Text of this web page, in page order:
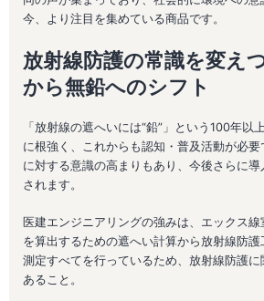
今、より注目を集めている商品です。
放射線防護の常識を変え
から無鉛へのシフト
「放射線の遮へいには“鉛”」という100年以
に根強く、これからも認知・普及活動が必
に対する意識の高まりもあり、今後さらに
されます。
医建エンジニアリングの強みは、エックス
を算出するための遮へい計算から放射線防
測定すべてを行っているため、放射線防護
あること。